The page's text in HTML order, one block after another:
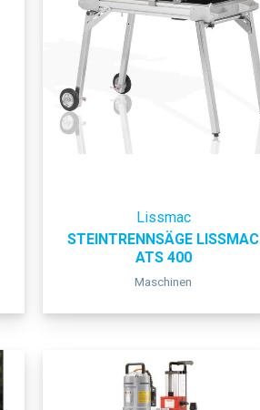
Lissmac
STEINTRENNSÄGE LISSMAC
ATS 400
Maschinen